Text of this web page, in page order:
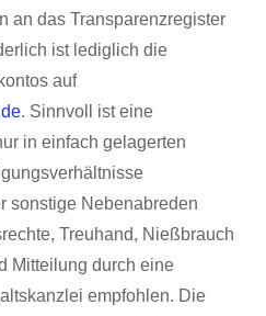
an das Transparenzregister
ist lediglich die
auf
. Sinnvoll ist eine
in einfach gelagerten
sonstige Nebenabreden
Treuhand, Nießbrauch
Mitteilung durch eine
empfohlen. Die